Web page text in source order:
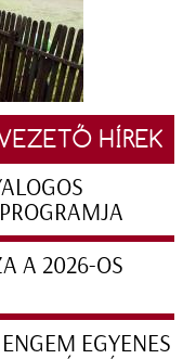
HÍREK
A 2026-OS
EGYENES